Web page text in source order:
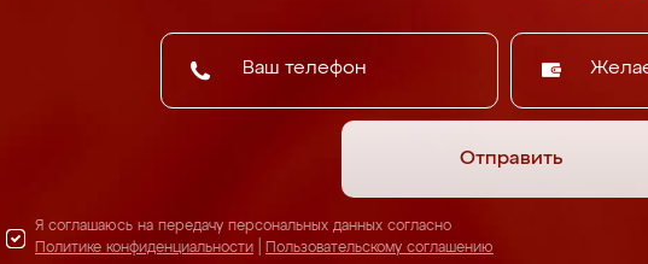
Отправить
Я соглашаюсь на передачу персональных данных согласно
Политике конфиденциальности
Пользовательскому соглашению